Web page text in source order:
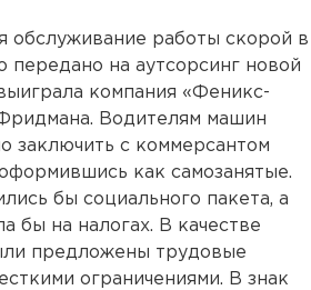
обслуживание работы скорой в
передано на аутсорсинг новой
компания «Феникс-
Водителям машин
заключить с коммерсантом
как самозанятые.
бы социального пакета, а
бы на налогах. В качестве
предложены трудовые
ограничениями. В знак